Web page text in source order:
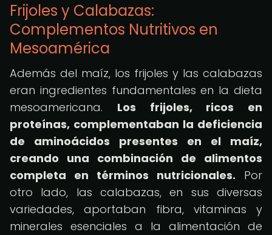
Frijoles y Calabazas:
Complementos Nutritivos en
Mesoamérica
Además del maíz, los frijoles y las calabazas
eran ingredientes fundamentales en la dieta
mesoamericana. Los frijoles, ricos en
proteínas, complementaban la deficiencia
de aminoácidos presentes en el maíz,
creando una combinación de alimentos
completa en términos nutricionales. Por
otro lado, las calabazas, en sus diversas
variedades, aportaban fibra, vitaminas y
minerales esenciales a la alimentación de